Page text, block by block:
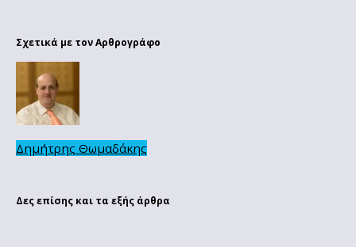
Σχετικά με τον Αρθρογράφο
Δημήτρης Θωμαδάκης
Δες επίσης και τα εξής άρθρα